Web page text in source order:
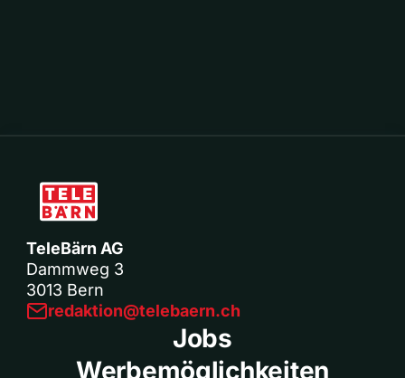
TeleBärn AG
Dammweg 3
3013 Bern
redaktion@telebaern.ch
Jobs
Werbemöglichkeiten